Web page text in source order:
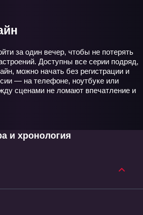
за один вечер, чтобы не потерять
Доступны все серии подряд,
можно начать без регистрации и
— на телефоне, ноутбуке или
сценами не ломают впечатление и
и хронология